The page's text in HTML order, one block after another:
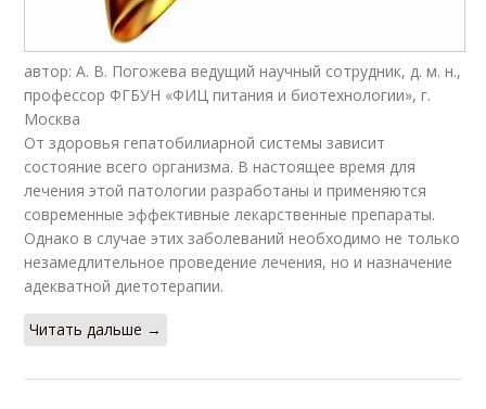
автор: А. В. Погожева ведущий научный сотрудник, д. м. н.,
профессор ФГБУН «ФИЦ питания и биотехнологии», г.
Москва
От здоровья гепатобилиарной системы зависит
состояние всего организма. В настоящее время для
лечения этой патологии разработаны и применяются
современные эффективные лекарственные препараты.
Однако в случае этих заболеваний необходимо не только
незамедлительное проведение лечения, но и назначение
адекватной диетотерапии.
Читать дальше →